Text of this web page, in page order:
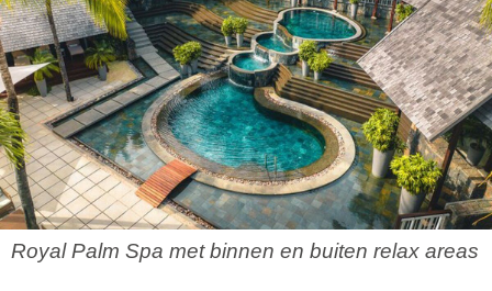
Royal Palm Spa met binnen en buiten relax areas